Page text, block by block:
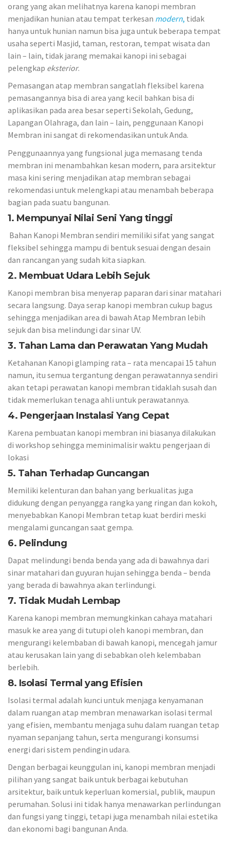
orang yang akan melihatnya karena kanopi membran
menjadikan hunian atau tempat terkesan modern, tidak
hanya untuk hunian namun bisa juga untuk beberapa tempat
usaha seperti Masjid, taman, restoran, tempat wisata dan
lain – lain, tidak jarang memakai kanopi ini sebagai
pelengkap eksterior.
Pemasangan atap membran sangatlah fleksibel karena
pemasangannya bisa di area yang kecil bahkan bisa di
aplikasikan pada area besar seperti Sekolah, Gedung,
Lapangan Olahraga, dan lain – lain, penggunaan Kanopi
Membran ini sangat di rekomendasikan untuk Anda.
Penggunaannya yang fungsional juga memasang tenda
membran ini menambahkan kesan modern, para arsitektur
masa kini sering menjadikan atap membran sebagai
rekomendasi untuk melengkapi atau menambah beberapa
bagian pada suatu bangunan.
1. Mempunyai Nilai Seni Yang tinggi
Bahan Kanopi Membran sendiri memiliki sifat yang sangat
fleksibel sehingga mampu di bentuk sesuai dengan desain
dan rancangan yang sudah kita siapkan.
2. Membuat Udara Lebih Sejuk
Kanopi membran bisa menyerap paparan dari sinar matahari
secara langsung. Daya serap kanopi membran cukup bagus
sehingga menjadikan area di bawah Atap Membran lebih
sejuk dan bisa melindungi dar sinar UV.
3. Tahan Lama dan Perawatan Yang Mudah
Ketahanan Kanopi glamping rata – rata mencapai 15 tahun
namun, itu semua tergantung dengan perawatannya sendiri
akan tetapi perawatan kanopi membran tidaklah susah dan
tidak memerlukan tenaga ahli untuk perawatannya.
4. Pengerjaan Instalasi Yang Cepat
Karena pembuatan kanopi membran ini biasanya dilakukan
di workshop sehingga meminimalisir waktu pengerjaan di
lokasi
5. Tahan Terhadap Guncangan
Memiliki kelenturan dan bahan yang berkualitas juga
didukung dengan penyangga rangka yang ringan dan kokoh,
menyebabkan Kanopi Membran tetap kuat berdiri meski
mengalami guncangan saat gempa.
6. Pelindung
Dapat melindungi benda benda yang ada di bawahnya dari
sinar matahari dan guyuran hujan sehingga benda – benda
yang berada di bawahnya akan terlindungi.
7. Tidak Mudah Lembap
Karena kanopi membran memungkinkan cahaya matahari
masuk ke area yang di tutupi oleh kanopi membran, dan
mengurangi kelembaban di bawah kanopi, mencegah jamur
atau kerusakan lain yang di sebabkan oleh kelembaban
berlebih.
8. Isolasi Termal yang Efisien
Isolasi termal adalah kunci untuk menjaga kenyamanan
dalam ruangan atap membran menawarkan isolasi termal
yang efisien, membantu menjaga suhu dalam ruangan tetap
nyaman sepanjang tahun, serta mengurangi konsumsi
energi dari sistem pendingin udara.
Dengan berbagai keunggulan ini, kanopi membran menjadi
pilihan yang sangat baik untuk berbagai kebutuhan
arsitektur, baik untuk keperluan komersial, publik, maupun
perumahan. Solusi ini tidak hanya menawarkan perlindungan
dan fungsi yang tinggi, tetapi juga menambah nilai estetika
dan ekonomi bagi bangunan Anda.